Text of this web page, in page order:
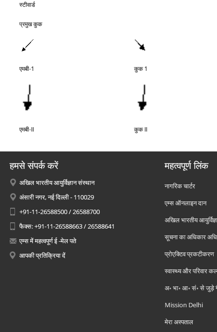
स्‍टीवार्ड
प्रमुख कुक
एमबी-1 कुक 1
एमबी-II कुक II
हमसे संपर्क करें
अखिल भारतीय आयुर्विज्ञान संस्थान
अंसारी नगर, नई दिल्ली - 110029
+91-11-26588500 / 26588700
फैक्स: +91-11-26588663 / 26588641
एम्स में महत्वपूर्ण ई -मेल पते
आपकी प्रतिक्रिया दें
महत्वपूर्ण लिंक
नागरिक चार्टर
एम्स ऑनलाइन दान
अखिल भारतीय
सूचना का अधिकार
प्रोएक्टिव प्रकटीकरण
स्वास्थ्य और परिवार
अ॰ भा॰ आ॰ सं॰ से जुड़े
Mission Delhi
मेरा अस्पताल